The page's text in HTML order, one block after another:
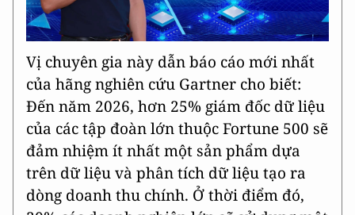
Vị chuyên gia này dẫn báo cáo mới nhất
của hãng nghiên cứu Gartner cho biết:
Đến năm 2026, hơn 25% giám đốc dữ liệu
của các tập đoàn lớn thuộc Fortune 500 sẽ
đảm nhiệm ít nhất một sản phẩm dựa
trên dữ liệu và phân tích dữ liệu tạo ra
dòng doanh thu chính. Ở thời điểm đó,